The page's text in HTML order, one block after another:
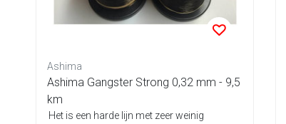
Ashima
Ashima Gangster Strong 0,32 mm - 9,5
km
Het is een harde lijn met zeer weinig